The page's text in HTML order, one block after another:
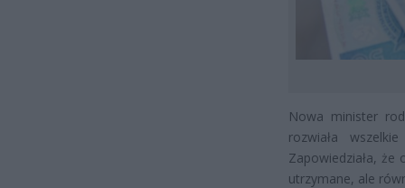
Nowa minister
rozwiała
Zapowiedziała,
utrzymane, ale